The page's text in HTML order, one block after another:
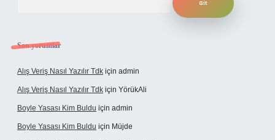
Son yorumlar
Alış Veriş Nasıl Yazılır Tdk için admin
Alış Veriş Nasıl Yazılır Tdk için YörükAli
Boyle Yasası Kim Buldu için admin
Boyle Yasası Kim Buldu için Müjde